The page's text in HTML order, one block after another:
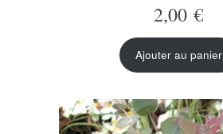
2,00 €
Ajouter au panier